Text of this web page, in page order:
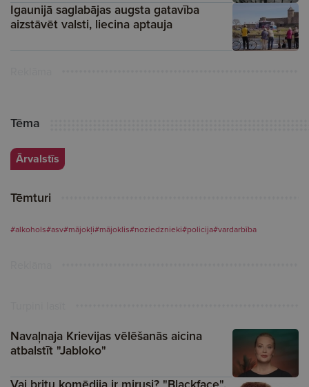
Igaunijā saglabājas augsta gatavība
aizstāvēt valsti, liecina aptauja
Tēma
Ārvalstīs
Tēmturi
#alkohols#asv#mājokļi#mājoklis#noziedznieki#policija#vardarbība
Navaļnaja Krievijas vēlēšanās aicina
atbalstīt "Jabloko"